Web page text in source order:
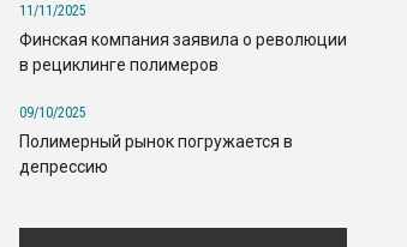
11/11/2025
Финская компания заявила о революции
в рециклинге полимеров
09/10/2025
Полимерный рынок погружается в
депрессию